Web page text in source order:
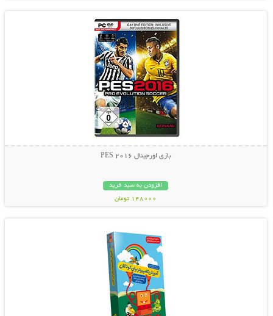
بازی اورجینال PES 2016
افزودن به سبد خرید
148000 تومان